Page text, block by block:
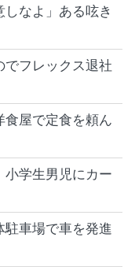
なよ」ある呟き
でフレックス退社
食屋で定食を頼ん
小学生男児にカー
駐車場で車を発進